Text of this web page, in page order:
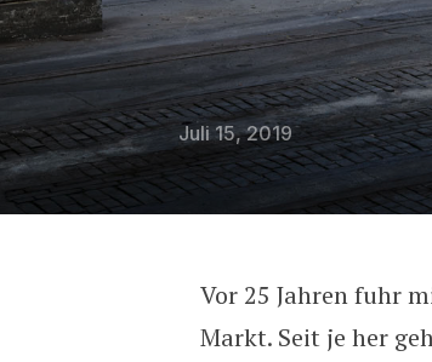
Juli 15, 2019
Audi feiert 25
Vor 25 Jahren fuhr
Markt. Seit je her